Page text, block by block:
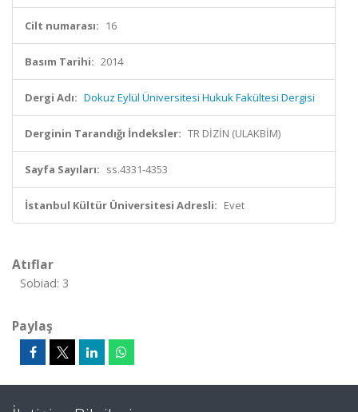
Cilt numarası: 16
Basım Tarihi: 2014
Dergi Adı: Dokuz Eylül Üniversitesi Hukuk Fakültesi Dergisi
Derginin Tarandığı İndeksler: TR DİZİN (ULAKBİM)
Sayfa Sayıları: ss.4331-4353
İstanbul Kültür Üniversitesi Adresli: Evet
Atıflar
Sobiad: 3
Paylaş